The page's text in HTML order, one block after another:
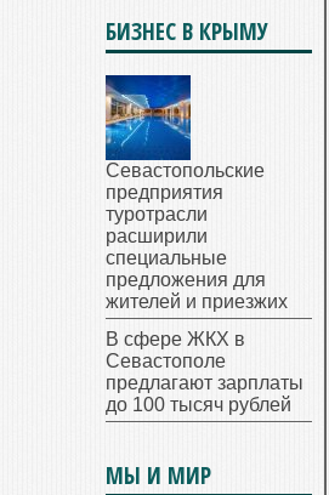
БИЗНЕС В КРЫМУ
Севастопольские
предприятия
туротрасли
расширили
специальные
предложения для
жителей и приезжих
В сфере ЖКХ в
Севастополе
предлагают зарплаты
до 100 тысяч рублей
МЫ И МИР